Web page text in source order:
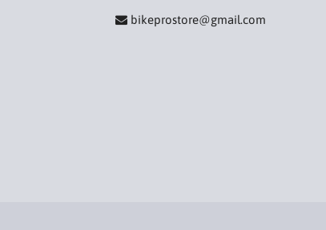
bikeprostore@gmail.com